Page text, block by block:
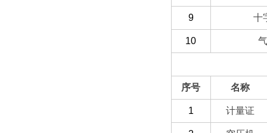
9 十
10
序号 名称
1 计量证